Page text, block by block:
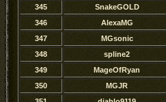
345
SnakeGOLD
346
AlexaMG
347
MGsonic
348
spline2
349
MageOfRyan
350
MGJR